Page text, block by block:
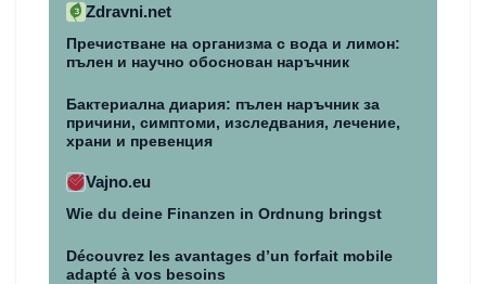
Zdravni.net
Пречистване на организма с вода и лимон:
пълен и научно обоснован наръчник
Бактериална диария: пълен наръчник за
причини, симптоми, изследвания, лечение,
храни и превенция
Vajno.eu
Wie du deine Finanzen in Ordnung bringst
Découvrez les avantages d’un forfait mobile
adapté à vos besoins